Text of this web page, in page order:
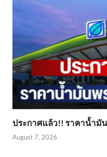
ประกาศแล้ว!! ราคาน้ำมัน
August 7, 2026